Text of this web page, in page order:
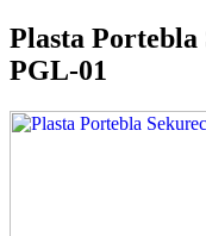
Plasta
PGL-01